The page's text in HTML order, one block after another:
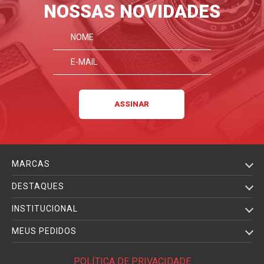
NOSSAS NOVIDADES
MARCAS
DESTAQUES
INSTITUCIONAL
MEUS PEDIDOS
POLÍTICA DE PRIVACIDADE